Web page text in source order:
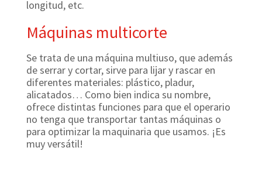
longitud, etc.
Máquinas multicorte
Se trata de una máquina multiuso, que además
de serrar y cortar, sirve para lijar y rascar en
diferentes materiales: plástico, pladur,
alicatados… Como bien indica su nombre,
ofrece distintas funciones para que el operario
no tenga que transportar tantas máquinas o
para optimizar la maquinaria que usamos. ¡Es
muy versátil!